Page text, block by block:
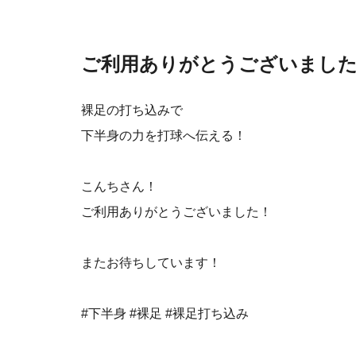
ご利用ありがとうございまし
裸足の打ち込みで
下半身の力を打球へ伝える！
こんちさん！
ご利用ありがとうございました！
またお待ちしています！
#下半身 #裸足 #裸足打ち込み